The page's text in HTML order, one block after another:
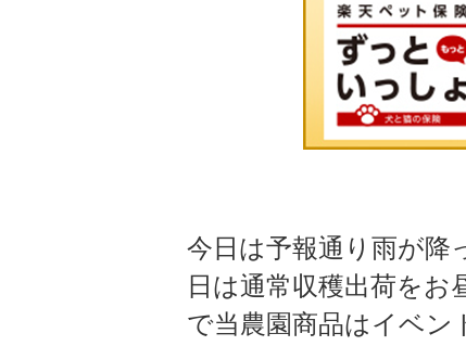
今日は予報通り雨が降
日は通常収穫出荷をお
で当農園商品はイベン